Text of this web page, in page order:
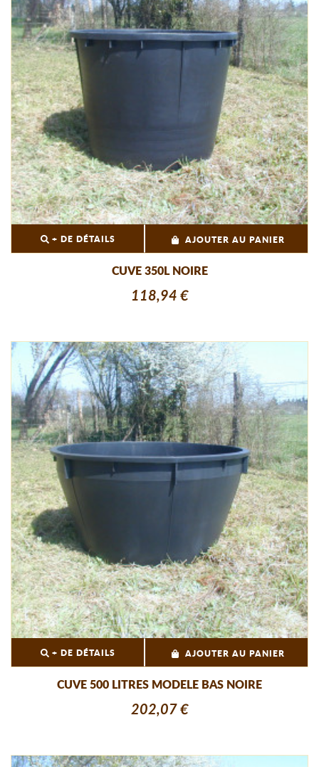
+ DE DÉTAILS AJOUTER AU PANIER
CUVE 350L NOIRE
118,94 €
+ DE DÉTAILS AJOUTER AU PANIER
CUVE 500 LITRES MODELE BAS NOIRE
202,07 €